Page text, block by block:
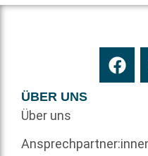
ÜBER UNS
Über uns